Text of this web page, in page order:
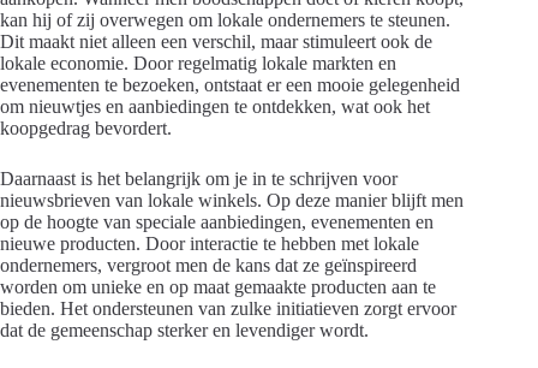
kan hij of zij overwegen om lokale ondernemers te steunen.
Dit maakt niet alleen een verschil, maar stimuleert ook de
lokale economie. Door regelmatig lokale markten en
evenementen te bezoeken, ontstaat er een mooie gelegenheid
om nieuwtjes en aanbiedingen te ontdekken, wat ook het
koopgedrag bevordert.
Daarnaast is het belangrijk om je in te schrijven voor
nieuwsbrieven van lokale winkels. Op deze manier blijft men
op de hoogte van speciale aanbiedingen, evenementen en
nieuwe producten. Door interactie te hebben met lokale
ondernemers, vergroot men de kans dat ze geïnspireerd
worden om unieke en op maat gemaakte producten aan te
bieden. Het ondersteunen van zulke initiatieven zorgt ervoor
dat de gemeenschap sterker en levendiger wordt.